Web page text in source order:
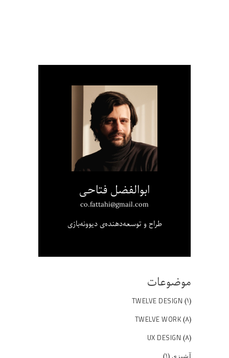
ابوالفضل فتاحی
co.fattahi@gmail.com
طراح و توسعه‌دهنده‌ی دیوونه‌بازی
موضوعات
TWELVE DESIGN (۱)
TWELVE WORK (۸)
UX DESIGN (۸)
آشپزی